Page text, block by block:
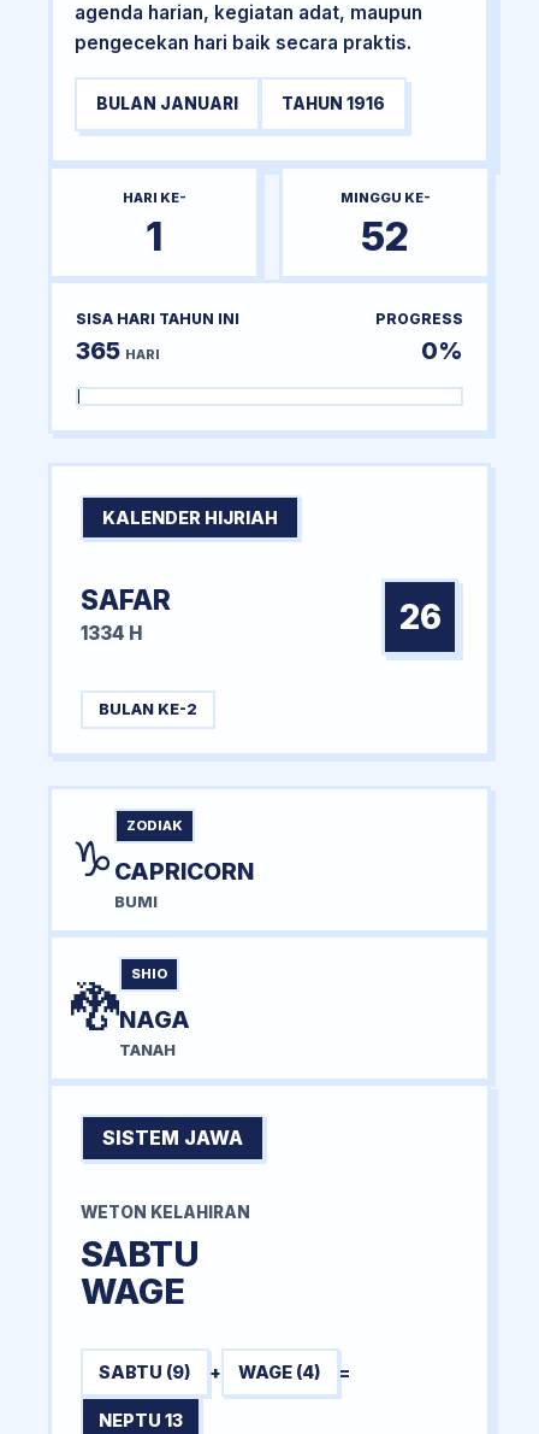
agenda harian, kegiatan adat, maupun
pengecekan hari baik secara praktis.
BULAN JANUARI TAHUN 1916
HARI KE-
1
MINGGU KE-
52
SISA HARI TAHUN INI
365 HARI
PROGRESS
0%
KALENDER HIJRIAH
SAFAR
1334 H 26
BULAN KE-2
♑
ZODIAK
CAPRICORN
BUMI
🐉
SHIO
NAGA
TANAH
SISTEM JAWA
WETON KELAHIRAN
SABTU
WAGE
SABTU (9) + WAGE (4) =
NEPTU 13